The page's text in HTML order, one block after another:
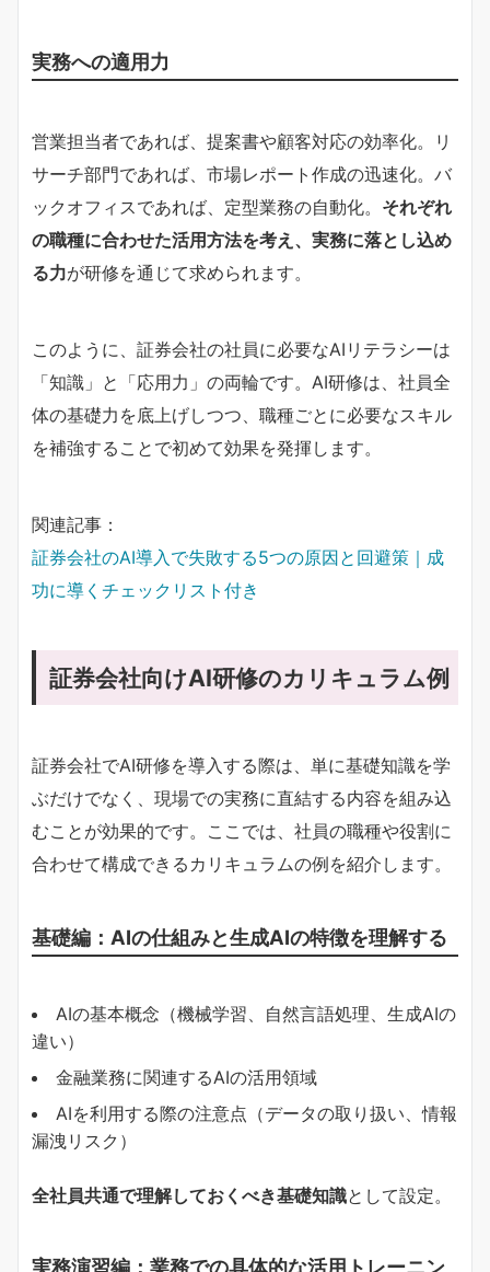
実務への適用力
営業担当者であれば、提案書や顧客対応の効率化。リ
サーチ部門であれば、市場レポート作成の迅速化。バ
ックオフィスであれば、定型業務の自動化。 それぞれ
の職種に合わせた活用方法を考え、実務に落とし込め
る力が研修を通じて求められます。
このように、証券会社の社員に必要なAIリテラシーは
「知識」と「応用力」の両輪です。AI研修は、社員全
体の基礎力を底上げしつつ、職種ごとに必要なスキル
を補強することで初めて効果を発揮します。
関連記事：
証券会社のAI導入で失敗する5つの原因と回避策｜成
功に導くチェックリスト付き
証券会社向けAI研修のカリキュラム例
証券会社でAI研修を導入する際は、単に基礎知識を学
ぶだけでなく、現場での実務に直結する内容を組み込
むことが効果的です。ここでは、社員の職種や役割に
合わせて構成できるカリキュラムの例を紹介します。
基礎編：AIの仕組みと生成AIの特徴を理解する
AIの基本概念（機械学習、自然言語処理、生成AIの
違い）
金融業務に関連するAIの活用領域
AIを利用する際の注意点（データの取り扱い、情報
漏洩リスク）
全社員共通で理解しておくべき基礎知識として設定。
実務演習編：業務での具体的な活用トレーニン